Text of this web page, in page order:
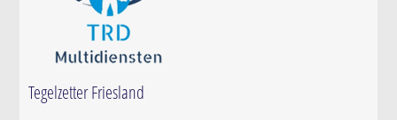
Tegelzetter Friesland